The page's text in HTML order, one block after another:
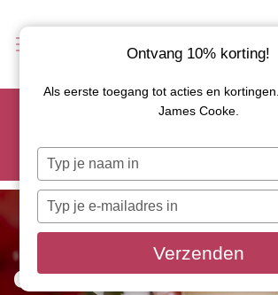
Scoor je favoriete tapasservies nu met
Let op: de actie geldt alleen op
GLAZEN
Ontvang 10% korting!
Als eerste toegang tot acties en
James Cooke.
Typ
je
naam
Typ
je
e-
in
Verzenden